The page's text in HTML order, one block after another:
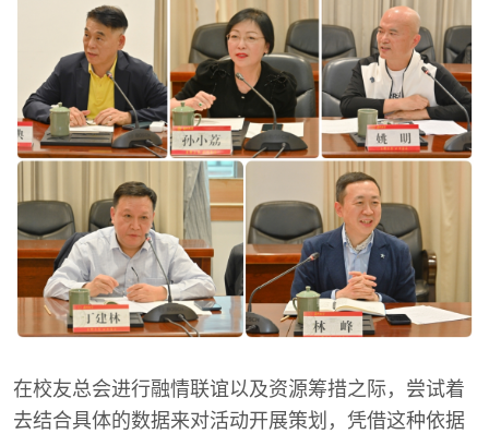
在校友总会进行融情联谊以及资源筹措之际，尝试着
去结合具体的数据来对活动开展策划，凭借这种依据